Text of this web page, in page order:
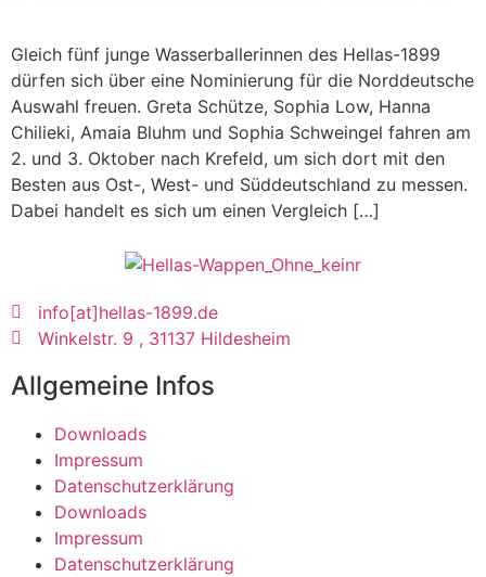
Gleich fünf junge Wasserballerinnen des Hellas-1899
dürfen sich über eine Nominierung für die Norddeutsche
Auswahl freuen. Greta Schütze, Sophia Low, Hanna
Chilieki, Amaia Bluhm und Sophia Schweingel fahren am
2. und 3. Oktober nach Krefeld, um sich dort mit den
Besten aus Ost-, West- und Süddeutschland zu messen.
Dabei handelt es sich um einen Vergleich […]
info[at]hellas-1899.de
Winkelstr. 9 , 31137 Hildesheim
Allgemeine Infos
Downloads
Impressum
Datenschutzerklärung
Downloads
Impressum
Datenschutzerklärung